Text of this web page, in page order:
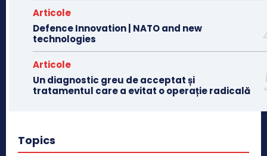
Articole
Defence Innovation | NATO and new
technologies
Articole
Un diagnostic greu de acceptat și
tratamentul care a evitat o operație radicală
Topics